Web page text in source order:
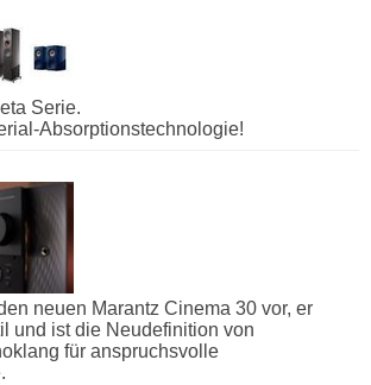
Serie.
Absorptionstechnologie!
neuen Marantz Cinema 30 vor, er
und ist die Neudefinition von
für anspruchsvolle